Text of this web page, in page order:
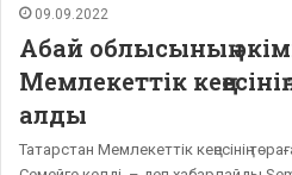
09.09.2022
Абай облысының
Мемлекеттік
алды
Татарстан Мемлекеттік кеңесінің